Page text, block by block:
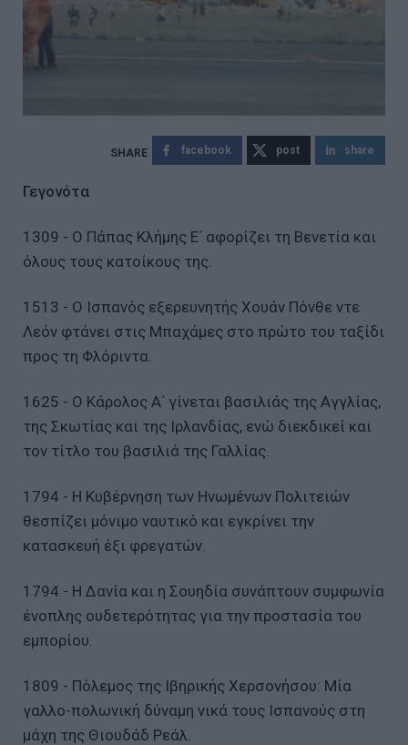
facebook post share
Γεγονότα
1309 - Ο Πάπας Κλήμης Ε΄ αφορίζει τη Βενετία και
όλους τους κατοίκους της.
1513 - Ο Ισπανός εξερευνητής Χουάν Πόνθε ντε
Λεόν φτάνει στις Μπαχάμες στο πρώτο του ταξίδι
προς τη Φλόριντα.
1625 - Ο Κάρολος Α΄ γίνεται βασιλιάς της Αγγλίας,
της Σκωτίας και της Ιρλανδίας, ενώ διεκδικεί και
τον τίτλο του βασιλιά της Γαλλίας.
1794 - Η Κυβέρνηση των Ηνωμένων Πολιτειών
θεσπίζει μόνιμο ναυτικό και εγκρίνει την
κατασκευή έξι φρεγατών.
1794 - Η Δανία και η Σουηδία συνάπτουν συμφωνία
ένοπλης ουδετερότητας για την προστασία του
εμπορίου.
1809 - Πόλεμος της Ιβηρικής Χερσονήσου: Μία
γαλλο-πολωνική δύναμη νικά τους Ισπανούς στη
μάχη της Θιουδάδ Ρεάλ.